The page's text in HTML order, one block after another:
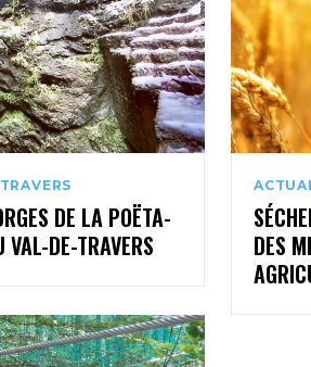
DE LA POËTA-
VAL-DE-TRAVERS
DES